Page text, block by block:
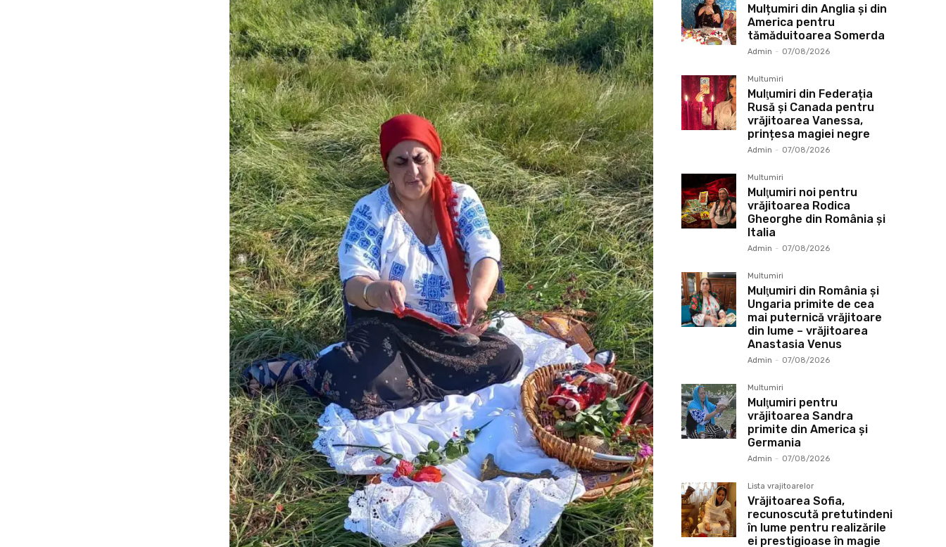
Mulțumiri din Anglia și din
America pentru
tămăduitoarea Somerda
Admin - 07/08/2026
Multumiri
Mulţumiri din Federația
Rusă și Canada pentru
vrăjitoarea Vanessa,
prințesa magiei negre
Admin - 07/08/2026
Multumiri
Mulţumiri noi pentru
vrăjitoarea Rodica
Gheorghe din România și
Italia
Admin - 07/08/2026
Multumiri
Mulţumiri din România și
Ungaria primite de cea
mai puternică vrăjitoare
din lume – vrăjitoarea
Anastasia Venus
Admin - 07/08/2026
Multumiri
Mulţumiri pentru
vrăjitoarea Sandra
primite din America și
Germania
Admin - 07/08/2026
Lista vrajitoarelor
Vrăjitoarea Sofia,
recunoscută pretutindeni
în lume pentru realizările
ei prestigioase în magie